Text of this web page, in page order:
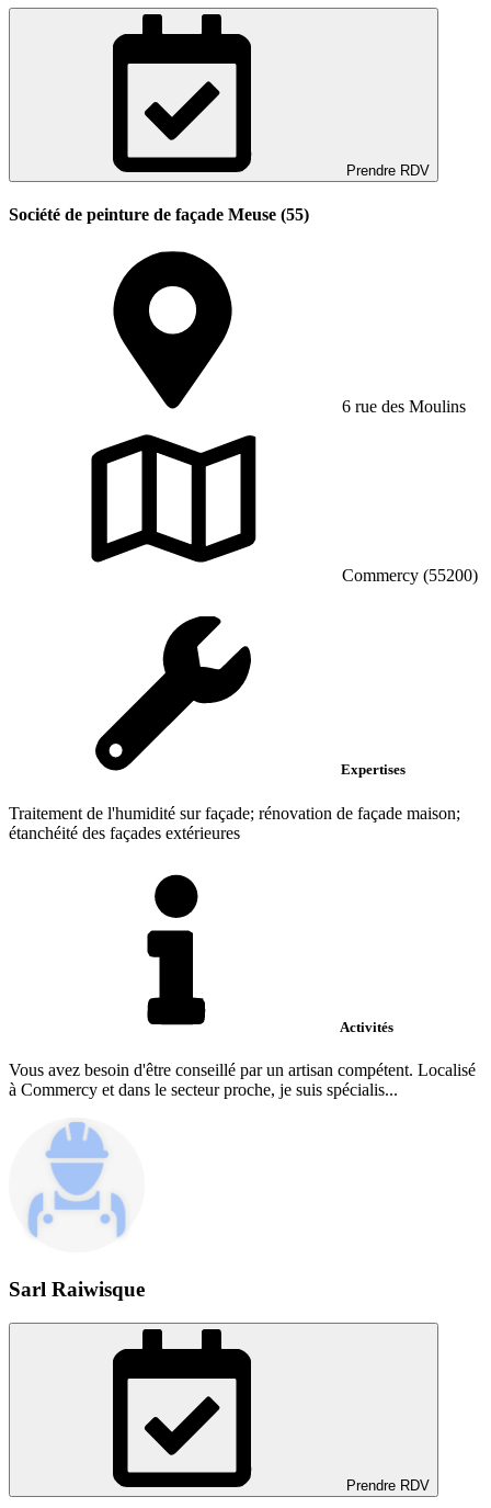
Prendre RDV
Société de peinture de façade Meuse (55)
6 rue des Moulins
Commercy (55200)
Expertises
Traitement de l'humidité sur façade; rénovation de façade maison;
étanchéité des façades extérieures
Activités
Vous avez besoin d'être conseillé par un artisan compétent. Localisé
à Commercy et dans le secteur proche, je suis spécialis...
Sarl Raiwisque
Prendre RDV